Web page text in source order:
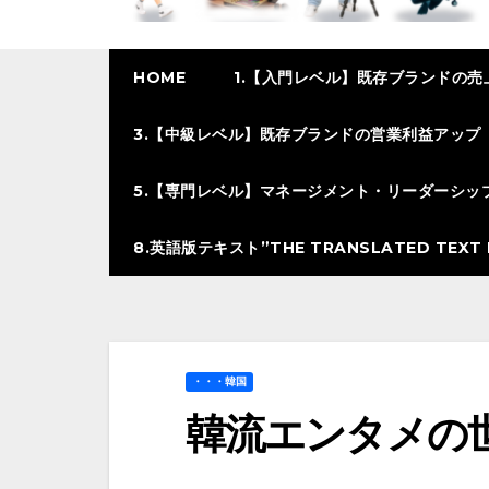
HOME 1.【入門レベル】既存ブランドの売
3.【中級レベル】既存ブランドの営業利益アップ
5.【専門レベル】マネージメント・リーダーシッ
8.英語版テキスト”THE TRANSLATED TEXT
・・・韓国
韓流エンタメの